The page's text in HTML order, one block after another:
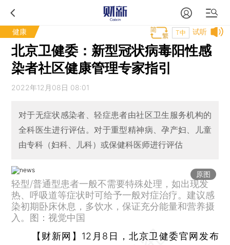
健康 试听
T中
北京卫健委：新型冠状病毒阳性感
染者社区健康管理专家指引
2022年12月08日 08:01
对于无症状感染者、轻症患者由社区卫生服务机构的
全科医生进行评估。对于重型精神病、孕产妇、儿童
由专科（妇科、儿科）或保健科医师进行评估
原图
轻型/普通型患者一般不需要特殊处理，如出现发
热、呼吸道等症状时可给予一般对症治疗。建议感
染初期卧床休息，多饮水，保证充分能量和营养摄
入。图：视觉中国
【财新网】 12月8日，北京卫健委官网发布